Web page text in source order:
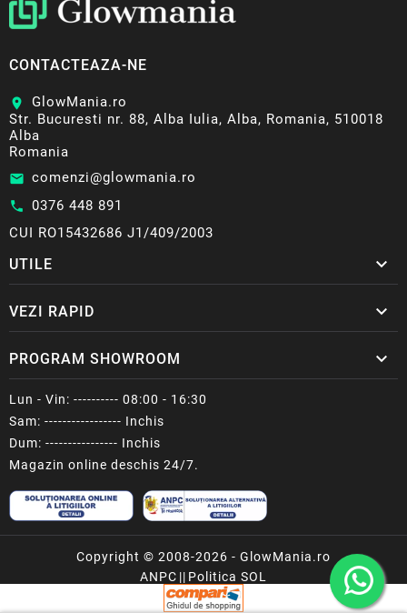
CONTACTEAZA-NE
location_on
GlowMania.ro
Str. Bucuresti nr. 88, Alba Iulia, Alba, Romania, 510018
Alba
Romania
email comenzi@glowmania.ro
call 0376 448 891
CUI RO15432686 J1/409/2003
UTILE 
VEZI RAPID 
PROGRAM SHOWROOM 
Lun - Vin: ---------- 08:00 - 16:30
Sam: ----------------- Inchis
Dum: ---------------- Inchis
Magazin online deschis 24/7.
Copyright © 2008-2026 - GlowMania.ro
ANPC || Politica SOL